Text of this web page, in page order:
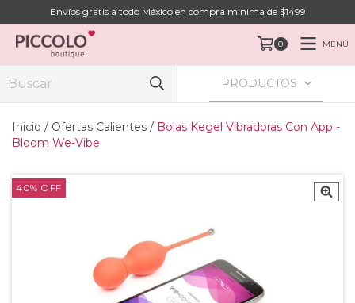
Envíos gratis a todo México en compra minima de $1499
0 MENÚ
PRODUCTOS
Inicio / Ofertas Calientes / Bolas Kegel Vibradoras Con App -
Bloom We-Vibe
40% OFF